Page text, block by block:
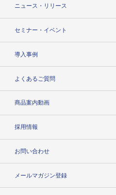
ニュース・リリース
セミナー・イベント
導入事例
よくあるご質問
商品案内動画
採用情報
お問い合わせ
メールマガジン登録